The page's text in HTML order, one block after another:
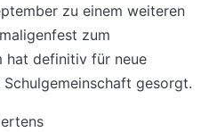
zu einem weiteren
zum
hat definitiv für neue
gesorgt.